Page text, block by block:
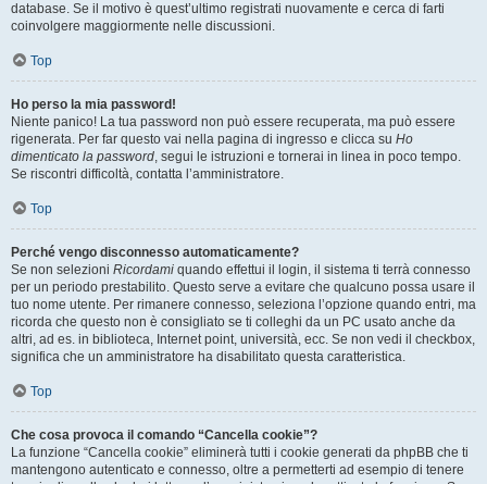
database. Se il motivo è quest’ultimo registrati nuovamente e cerca di farti
coinvolgere maggiormente nelle discussioni.
Top
Ho perso la mia password!
Niente panico! La tua password non può essere recuperata, ma può essere
rigenerata. Per far questo vai nella pagina di ingresso e clicca su Ho
dimenticato la password, segui le istruzioni e tornerai in linea in poco tempo.
Se riscontri difficoltà, contatta l’amministratore.
Top
Perché vengo disconnesso automaticamente?
Se non selezioni Ricordami quando effettui il login, il sistema ti terrà connesso
per un periodo prestabilito. Questo serve a evitare che qualcuno possa usare il
tuo nome utente. Per rimanere connesso, seleziona l’opzione quando entri, ma
ricorda che questo non è consigliato se ti colleghi da un PC usato anche da
altri, ad es. in biblioteca, Internet point, università, ecc. Se non vedi il checkbox,
significa che un amministratore ha disabilitato questa caratteristica.
Top
Che cosa provoca il comando “Cancella cookie”?
La funzione “Cancella cookie” eliminerà tutti i cookie generati da phpBB che ti
mantengono autenticato e connesso, oltre a permetterti ad esempio di tenere